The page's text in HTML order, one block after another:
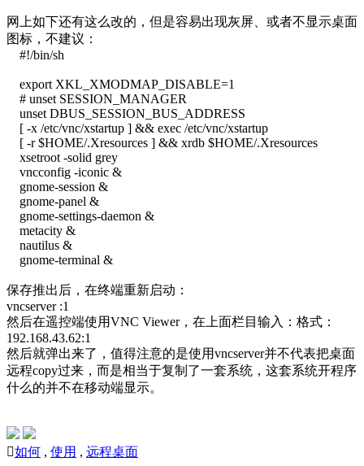
网上如下还有这么改的，但是容易出现灰屏、或者不显示桌面
图标，不建议：
#!/bin/sh
export XKL_XMODMAP_DISABLE=1
# unset SESSION_MANAGER
unset DBUS_SESSION_BUS_ADDRESS
[ -x /etc/vnc/xstartup ] && exec /etc/vnc/xstartup
[ -r $HOME/.Xresources ] && xrdb $HOME/.Xresources
xsetroot -solid grey
vncconfig -iconic &
gnome-session &
gnome-panel &
gnome-settings-daemon &
metacity &
nautilus &
gnome-terminal &
保存推出后，在终端重新启动：
vncserver :1
然后在遥控端使用VNC Viewer，在上面栏目输入：格式：
192.168.43.62:1
然后就弹出来了，值得注意的是使用vncserver并不代表把桌面
远程copy过来，而是相当于复制了一套系统，这套系统开程序
什么的并不在移动端显示。
如何 , 使用 , 远程桌面